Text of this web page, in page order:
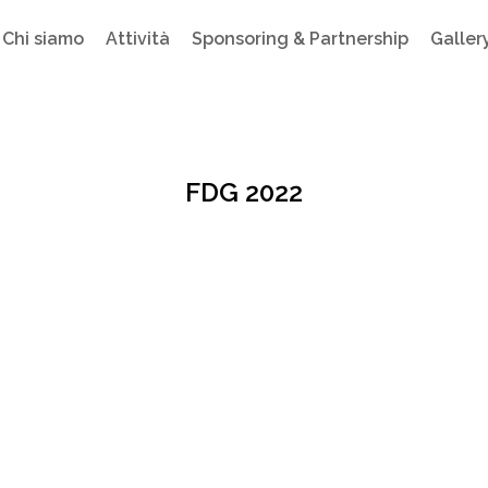
Chi siamo Attività Sponsoring & Partnership
FDG 2022